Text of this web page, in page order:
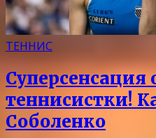
ТЕННИС
Суперсенсация
теннисистки!
Соболенко